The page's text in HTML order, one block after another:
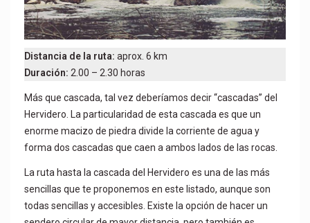
Distancia de la ruta: aprox. 6 km
Duración: 2.00 – 2.30 horas
Más que cascada, tal vez deberíamos decir “cascadas” del
Hervidero. La particularidad de esta cascada es que un
enorme macizo de piedra divide la corriente de agua y
forma dos cascadas que caen a ambos lados de las rocas.
La ruta hasta la cascada del Hervidero es una de las más
sencillas que te proponemos en este listado, aunque son
todas sencillas y accesibles. Existe la opción de hacer un